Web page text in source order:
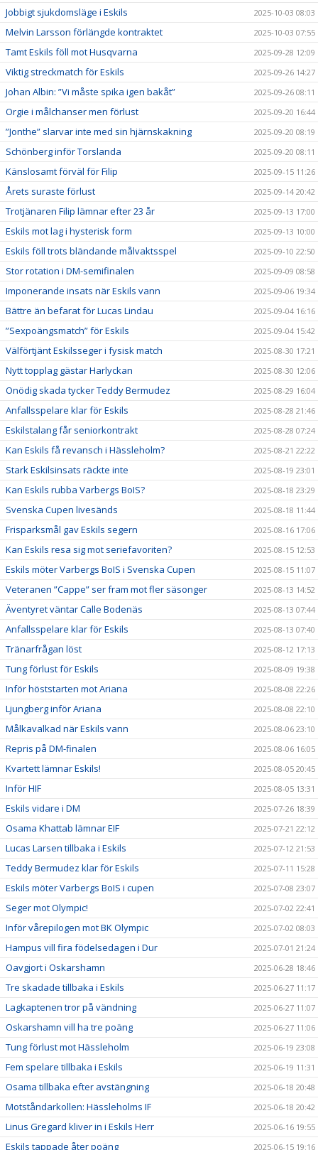
Jobbigt sjukdomsläge i Eskils 2025-10-03 08:03
Melvin Larsson förlängde kontraktet 2025-10-03 07:55
Tamt Eskils föll mot Husqvarna 2025-09-28 12:09
Viktig streckmatch för Eskils 2025-09-26 14:27
Johan Albin: ”Vi måste spika igen bakåt” 2025-09-26 08:11
Orgie i målchanser men förlust 2025-09-20 16:44
”Jonthe” slarvar inte med sin hjärnskakning 2025-09-20 08:19
Schönberg inför Torslanda 2025-09-20 08:11
Känslosamt förväl för Filip 2025-09-15 11:26
Årets suraste förlust 2025-09-14 20:42
Trotjänaren Filip lämnar efter 23 år 2025-09-13 17:00
Eskils mot lag i hysterisk form 2025-09-13 10:00
Eskils föll trots bländande målvaktsspel 2025-09-10 22:50
Stor rotation i DM-semifinalen 2025-09-09 08:58
Imponerande insats när Eskils vann 2025-09-06 19:34
Bättre än befarat för Lucas Lindau 2025-09-04 16:16
”Sexpoängsmatch” för Eskils 2025-09-04 15:42
Välförtjänt Eskilsseger i fysisk match 2025-08-30 17:21
Nytt topplag gästar Harlyckan 2025-08-30 12:06
Onödig skada tycker Teddy Bermudez 2025-08-29 16:04
Anfallsspelare klar för Eskils 2025-08-28 21:46
Eskilstalang får seniorkontrakt 2025-08-28 07:24
Kan Eskils få revansch i Hässleholm? 2025-08-21 22:22
Stark Eskilsinsats räckte inte 2025-08-19 23:01
Kan Eskils rubba Varbergs BoIS? 2025-08-18 23:29
Svenska Cupen livesänds 2025-08-18 11:44
Frisparksmål gav Eskils segern 2025-08-16 17:06
Kan Eskils resa sig mot seriefavoriten? 2025-08-15 12:53
Eskils möter Varbergs BoIS i Svenska Cupen 2025-08-15 11:07
Veteranen ”Cappe” ser fram mot fler säsonger 2025-08-13 14:52
Äventyret väntar Calle Bodenäs 2025-08-13 07:44
Anfallsspelare klar för Eskils 2025-08-13 07:40
Tränarfrågan löst 2025-08-12 17:13
Tung förlust för Eskils 2025-08-09 19:38
Inför höststarten mot Ariana 2025-08-08 22:26
Ljungberg inför Ariana 2025-08-08 22:10
Målkavalkad när Eskils vann 2025-08-06 23:10
Repris på DM-finalen 2025-08-06 16:05
Kvartett lämnar Eskils! 2025-08-05 20:45
Inför HIF 2025-08-05 13:31
Eskils vidare i DM 2025-07-26 18:39
Osama Khattab lämnar EIF 2025-07-21 22:12
Lucas Larsen tillbaka i Eskils 2025-07-12 21:53
Teddy Bermudez klar för Eskils 2025-07-11 15:28
Eskils möter Varbergs BoIS i cupen 2025-07-08 23:07
Seger mot Olympic! 2025-07-02 22:41
Inför vårepilogen mot BK Olympic 2025-07-02 08:03
Hampus vill fira födelsedagen i Dur 2025-07-01 21:24
Oavgjort i Oskarshamn 2025-06-28 18:46
Tre skadade tillbaka i Eskils 2025-06-27 11:17
Lagkaptenen tror på vändning 2025-06-27 11:07
Oskarshamn vill ha tre poäng 2025-06-27 11:06
Tung förlust mot Hässleholm 2025-06-19 23:08
Fem spelare tillbaka i Eskils 2025-06-19 11:31
Osama tillbaka efter avstängning 2025-06-18 20:48
Motståndarkollen: Hässleholms IF 2025-06-18 20:42
Linus Gregard kliver in i Eskils Herr 2025-06-16 19:55
Eskils tappade åter poäng 2025-06-15 19:16